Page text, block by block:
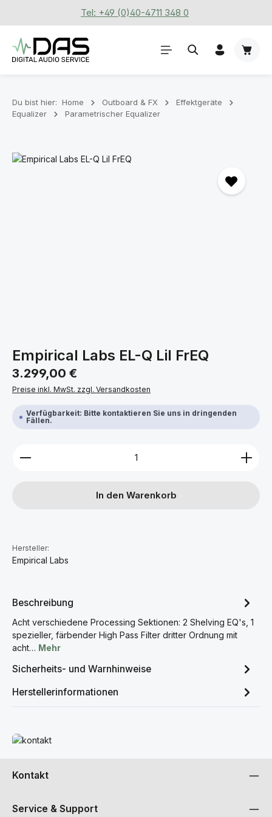
Zum Hauptinhalt springenTel: +49 (0)40-4711 348 0
Du bist hier: Home Outboard & FX
Effektgeräte
Equalizer
Parametrischer Equalizer
Bildergalerie überspringen
Empirical Labs EL-Q Lil FrEQ
Regulärer Preis:
3.299,00 €
Preise inkl. MwSt. zzgl. Versandkosten
Verfügbarkeit: Bitte kontaktieren Sie uns in dringenden
Fällen.
Produkt Anzahl: Gib den gewünschten Wert ein
In den Warenkorb
Hersteller:
Empirical Labs
Beschreibung
Acht verschiedene Processing Sektionen: 2 Shelving EQ's, 1
spezieller, färbender High Pass Filter dritter Ordnung mit
acht… Mehr
Sicherheits- und Warnhinweise
Herstellerinformationen
Mehr erfahren
Kontakt
Service & Support